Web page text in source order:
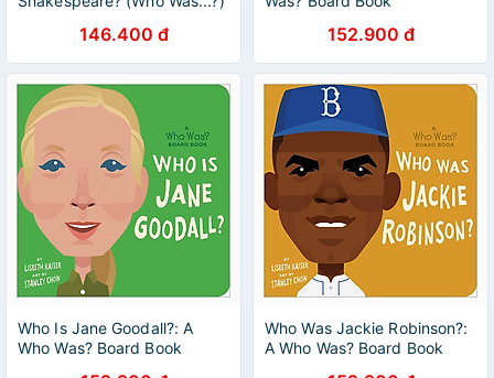
146.400 đ 152.900 đ
Who Is Jane Goodall?: A
Who Was? Board Book
Who Was Jackie Robinson?:
A Who Was? Board Book